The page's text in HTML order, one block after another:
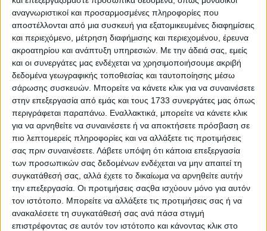
αναγνωριστικοί και προσαρμοσμένες πληροφορίες που
αποστέλλονται από μια συσκευή για εξατομικευμένες διαφημίσεις
και περιεχόμενο, μέτρηση διαφήμισης και περιεχομένου, έρευνα
ακροατηρίου και ανάπτυξη υπηρεσιών. Με την άδειά σας, εμείς
και οι συνεργάτες μας ενδέχεται να χρησιμοποιήσουμε ακριβή
δεδομένα γεωγραφικής τοποθεσίας και ταυτοποίησης μέσω
σάρωσης συσκευών. Μπορείτε να κάνετε κλικ για να συναινέσετε
στην επεξεργασία από εμάς και τους 1733 συνεργάτες μας όπως
περιγράφεται παραπάνω. Εναλλακτικά, μπορείτε να κάνετε κλικ
για να αρνηθείτε να συναινέσετε ή να αποκτήσετε πρόσβαση σε
πιο λεπτομερείς πληροφορίες και να αλλάξετε τις προτιμήσεις
σας πριν συναινέσετε. Λάβετε υπόψη ότι κάποια επεξεργασία
των προσωπικών σας δεδομένων ενδέχεται να μην απαιτεί τη
συγκατάθεσή σας, αλλά έχετε το δικαίωμα να αρνηθείτε αυτήν
την επεξεργασία. Οι προτιμήσεις σαςθα ισχύουν μόνο για αυτόν
τον ιστότοπο. Μπορείτε να αλλάξετε τις προτιμήσεις σας ή να
ανακαλέσετε τη συγκατάθεσή σας ανά πάσα στιγμή
επιστρέφοντας σε αυτόν τον ιστότοπο και κάνοντας κλικ στο
Επιπλέον, εκδόθηκε συμπληρωματική πληρωμή του
καθεστώτος των Πρωτεϊνούχων Κτηνοτροφικών Ψυχανθών,
που αφορούσε:
191 παραγωγούς,
με ύψος ενίσχυσης 346.437,12 ευρώ".
Ξεφυλλίστε σε υψηλή ανάλυση την
εβδομαδιαία Agrenda